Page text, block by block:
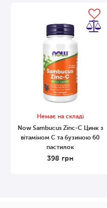
Немає на складі
Now Sambucus Zinc-C Цинк з
вітаміном С та бузиною 60
пастилок
398 грн